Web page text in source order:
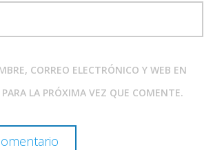
CORREO ELECTRÓNICO Y WEB EN
LA PRÓXIMA VEZ QUE COMENTE.